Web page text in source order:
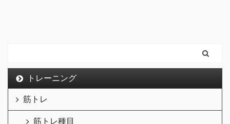
トレーニング
筋トレ
筋トレ種目